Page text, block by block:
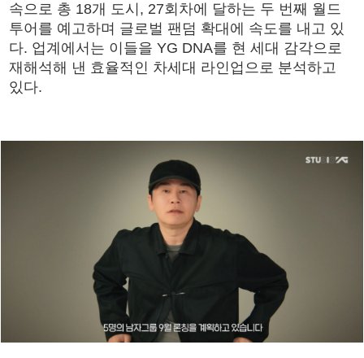
속으로 총 18개 도시, 27회차에 달하는 두 번째 월드
투어를 예고하며 글로벌 팬덤 확대에 속도를 내고 있
다. 업계에서는 이들을 YG DNA를 현 세대 감각으로
재해석해 낸 효율적인 차세대 라인업으로 분석하고
있다.